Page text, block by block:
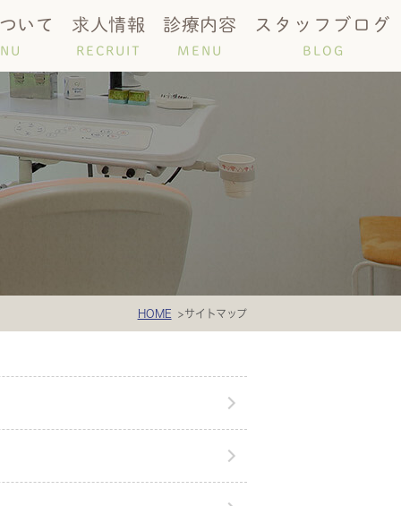
いて
間
求人情報
RECRUIT
診療内容
MENU
唾液検査
スタッフブログ
BLOG
HOME サイトマップ